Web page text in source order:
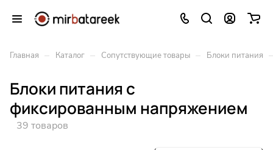
Главная – Каталог – Сопутствующие товары – Блоки питания –
Блоки питания с
фиксированным напряжением
39 товаров